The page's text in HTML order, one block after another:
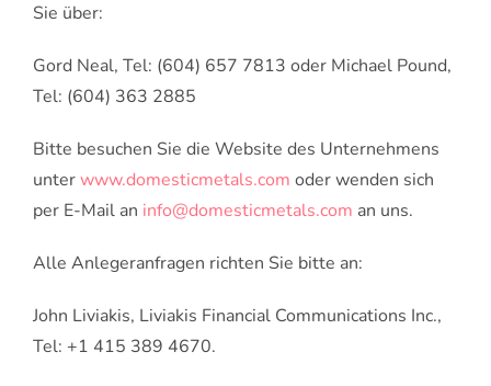
Sie über:
Gord Neal, Tel: (604) 657 7813 oder Michael Pound,
Tel: (604) 363 2885
Bitte besuchen Sie die Website des Unternehmens
unterwww.domesticmetals.com oder wenden sich
per E-Mail an info@domesticmetals.com an uns.
Alle Anlegeranfragen richten Sie bitte an:
John Liviakis, Liviakis Financial Communications Inc.,
Tel: +1 415 389 4670.